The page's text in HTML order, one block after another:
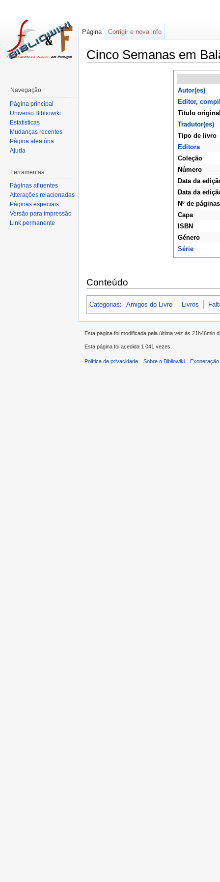
Cinco Semanas em
Autor(es)
Editor,
Título
Tradutor(es)
Tipo de livro
Editora
Coleção
Número
Data da
Data da
Nº de páginas
Capa
ISBN
Género
Série
Conteúdo
Categorias: Amigos do Livro Livros
Página Corrigir e nova info
Navegação
Página principal
Universo Bibliowiki
Estatísticas
Mudanças recentes
Página aleatória
Ajuda
Ferramentas
Páginas afluentes
Alterações relacionadas
Páginas especiais
Versão para impressão
Link permanente
Esta página foi modificada pela última vez às 21h46min
Esta página foi acedida 1 041 vezes.
Política de privacidade Sobre o Bibliowiki